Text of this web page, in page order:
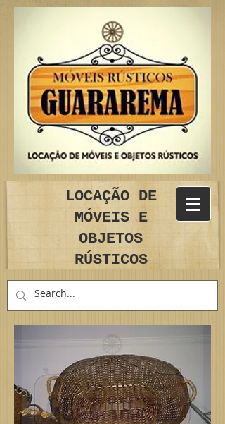
LOCAÇÃO DE
MÓVEIS E
OBJETOS
RÚSTICOS